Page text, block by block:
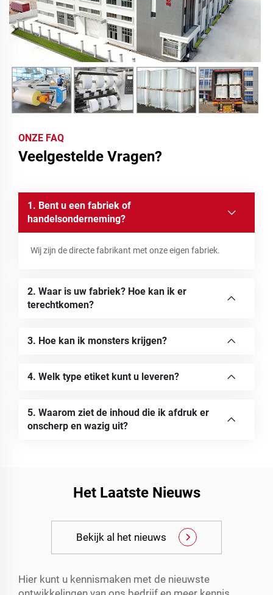
ONZE FAQ
Veelgestelde Vragen?
1. Bent u een fabriek of
handelsonderneming?
Wij zijn de directe fabrikant met onze eigen fabriek.
2. Waar is uw fabriek? Hoe kan ik er
terechtkomen?
3. Hoe kan ik monsters krijgen?
4. Welk type etiket kunt u leveren?
5. Waarom ziet de inhoud die ik afdruk er
onscherp en wazig uit?
Het Laatste Nieuws
Bekijk al het nieuws
Hier kunt u kennismaken met de nieuwste